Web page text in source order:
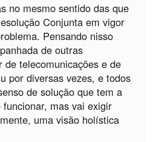
no mesmo sentido das que
Conjunta em vigor
Pensando nisso
de outras
de telecomunicações e de
por diversas vezes, e todos
de solução que tem a
mas vai exigir
uma visão holística